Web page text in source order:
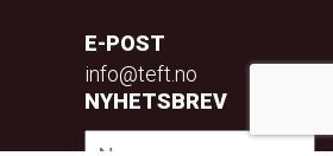
E-POST
info@teft.no
NYHETSBREV